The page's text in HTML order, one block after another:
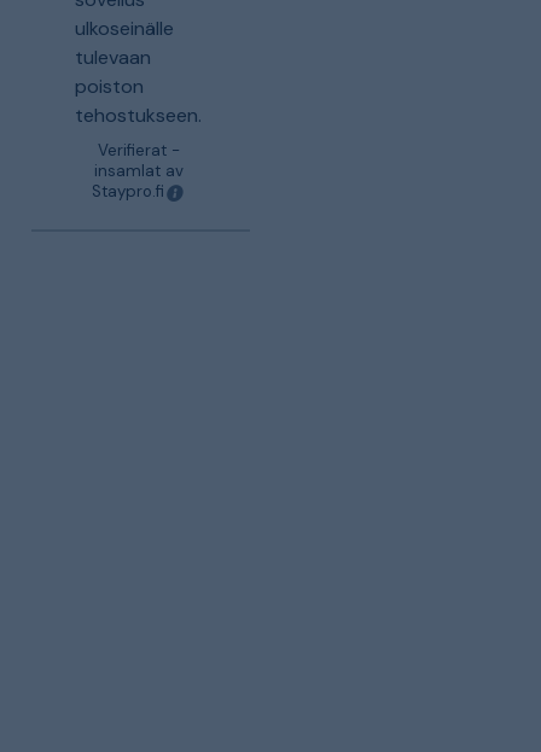
ulkoseinälle
tulevaan
poiston
tehostukseen.
Verifierat -
insamlat av
Staypro.fi